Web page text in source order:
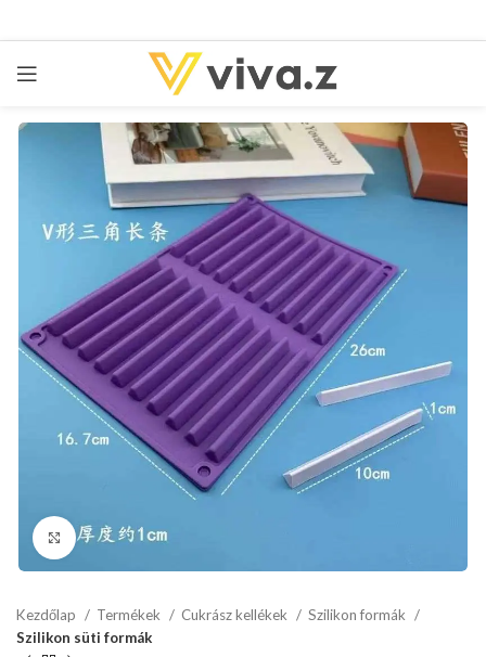
kattints a kinagyításhoz
Kezdőlap Termékek Cukrász kellékek
Szilikon formák
Szilikon süti formák